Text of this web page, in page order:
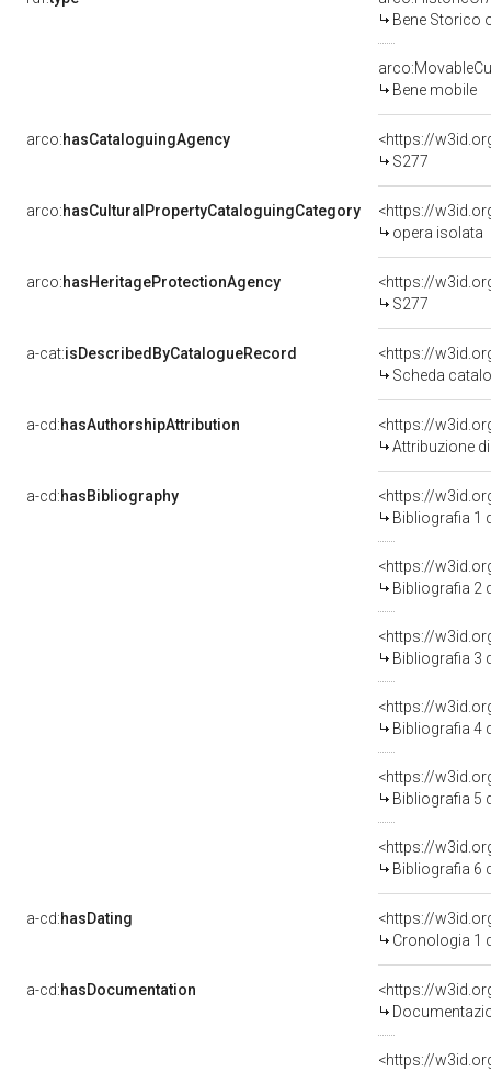
Bene Storico
Bene mobile
arco:hasCataloguingAgency
<https://
S277
arco:hasCulturalPropertyCataloguingCategory
<https://
opera isolata
arco:hasHeritageProtectionAgency
<https://
S277
a-cat:isDescribedByCatalogueRecord
<https://
Scheda
a-cd:hasAuthorshipAttribution
Attribuzione
a-cd:hasBibliography
<https://
Bibliografia 1
<https://
Bibliografia 2
<https://
Bibliografia 3
<https://
Bibliografia 4
<https://
Bibliografia 5
<https://
Bibliografia 6
a-cd:hasDating
<https://
Cronologia 1
a-cd:hasDocumentation
<https://